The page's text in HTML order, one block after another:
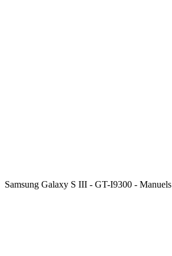
Samsung Galaxy S III - GT-I9300 - Manuels